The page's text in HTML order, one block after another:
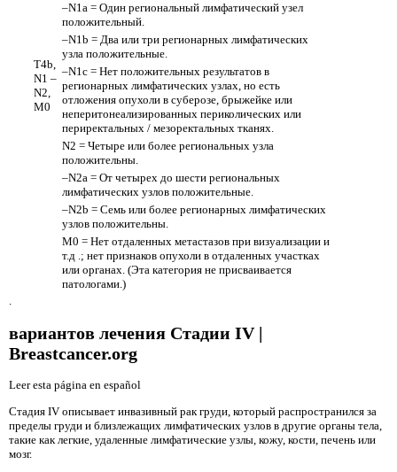
T4b,
N1 –
N2,
M0
–N1a = Один региональный лимфатический узел
положительный.
–N1b = Два или три регионарных лимфатических
узла положительные.
–N1c = Нет положительных результатов в
регионарных лимфатических узлах, но есть
отложения опухоли в суберозе, брыжейке или
неперитонеализированных периколических или
периректальных / мезоректальных тканях.
N2 = Четыре или более региональных узла
положительны.
–N2a = От четырех до шести региональных
лимфатических узлов положительные.
–N2b = Семь или более регионарных лимфатических
узлов положительны.
M0 = Нет отдаленных метастазов при визуализации и
т.д .; нет признаков опухоли в отдаленных участках
или органах. (Эта категория не присваивается
патологами.)
.
вариантов лечения Стадии IV |
Breastcancer.org
Leer esta página en español
Стадия IV описывает инвазивный рак груди, который распространился за
пределы груди и близлежащих лимфатических узлов в другие органы тела,
такие как легкие, удаленные лимфатические узлы, кожу, кости, печень или
мозг.